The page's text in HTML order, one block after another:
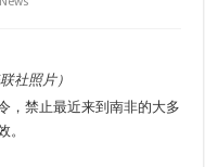
社照片）
，禁止最近来到南非的大多
。